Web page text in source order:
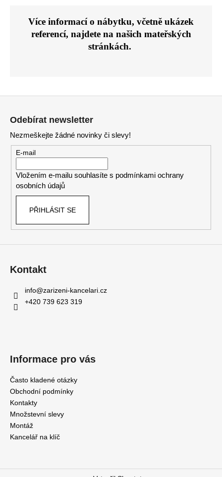
c
í
p
i
s
á
n
í
Více informací o nábytku, včetně ukázek
referencí, najdete na našich mateřských
stránkách.
Odebírat newsletter
Nezmeškejte žádné novinky či slevy!
E-mail
Vložením e-mailu souhlasíte s podmínkami ochrany
osobních údajů
PŘIHLÁSIT SE
Kontakt
info@zarizeni-kancelari.cz
+420 739 623 319
Informace pro vás
Často kladené otázky
Obchodní podmínky
Kontakty
Množstevní slevy
Montáž
Kancelář na klíč